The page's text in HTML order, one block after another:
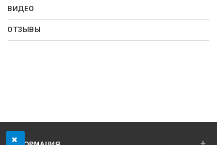
ВИДЕО
ОТЗЫВЫ